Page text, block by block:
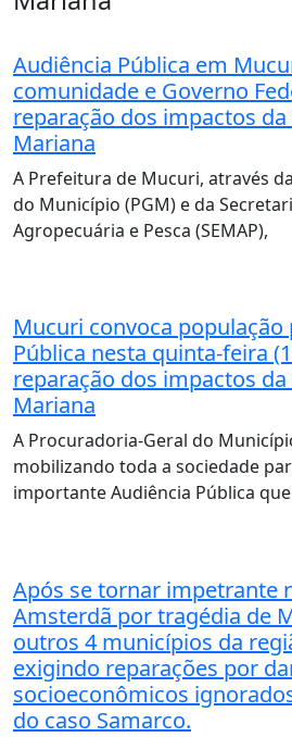
Audiência Pública em
comunidade e Governo
reparação dos impactos
Mariana
A Prefeitura de Mucuri, através
do Município (PGM) e da
Agropecuária e Pesca (SEMAP),
Mucuri convoca população
Pública nesta quinta-feira
reparação dos impactos
Mariana
A Procuradoria-Geral do
mobilizando toda a sociedade
importante Audiência Pública que
Após se tornar impetrante
Amsterdã por tragédia de
outros 4 municípios da
exigindo reparações por
socioeconômicos
do caso Samarco.